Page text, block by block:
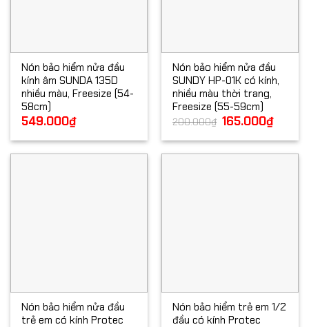
Nón bảo hiểm nửa đầu
kính âm SUNDA 135D
nhiều màu, Freesize (54-
58cm)
549.000₫
Nón bảo hiểm nửa đầu
SUNDY HP-01K có kính,
nhiều màu thời trang,
Freesize (55-59cm)
200.000₫ Giá
gốc
200.000₫.
165.000₫Giá
hiện
là:
Nón bảo hiểm nửa đầu
trẻ em có kính Protec
Nón bảo hiểm trẻ em 1/2
đầu có kính Protec